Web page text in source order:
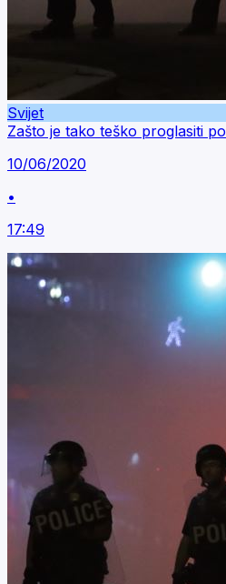
Svijet
Zašto je tako teško proglasiti
10/06/2020
•
17:49